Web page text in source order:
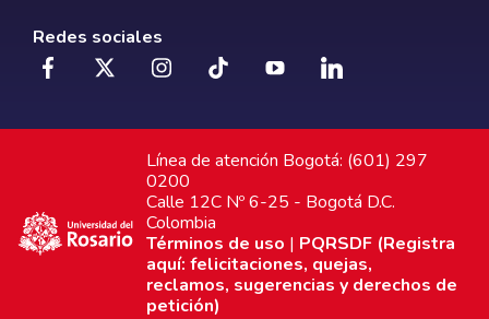
Redes sociales
Línea de atención Bogotá: (601) 297
0200
Calle 12C Nº 6-25 - Bogotá D.C.
Colombia
Términos de uso | PQRSDF (Registra
aquí: felicitaciones, quejas,
reclamos, sugerencias y derechos de
petición)